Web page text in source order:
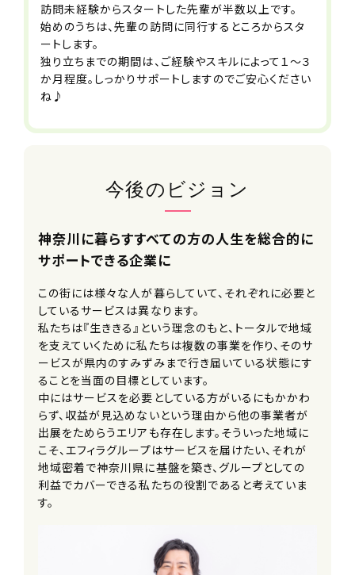
■結婚・出産祝い金
■自社保育園無料利用制度
※一部時間無料対象外・空きがない場
合あり
■バレンタイン・お歳暮・お中元等贈り
物禁止ルール
■職場相談窓口
■インフルエンザ予防接種補助制度
加入保険
社会保険完備（雇用・労災・健康・厚生
年金）
※法定通り
受動喫煙防止措置事項
全社全面禁煙
試用期間
6ヶ月（条件変更なし）
契約期間
無期
※定年66歳
«年間休日150日以上！»
訪問未経験からスタートした先輩が半数以上です。
始めのうちは、先輩の訪問に同行するところからスタ
ートします。
独り立ちまでの期間は、ご経験やスキルによって１～３
か月程度。しっかりサポートしますのでご安心ください
ね♪
今後のビジョン
神奈川に暮らすすべての方の人生を総合的に
サポートできる企業に
この街には様々な人が暮らしていて、それぞれに必要と
しているサービスは異なります。
私たちは『生ききる』という理念のもと、トータルで地域
を支えていくために私たちは複数の事業を作り、そのサ
ービスが県内のすみずみまで行き届いている状態にす
ることを当面の目標としています。
中にはサービスを必要としている方がいるにもかかわ
らず、収益が見込めないという理由から他の事業者が
出展をためらうエリアも存在します。そういった地域に
こそ、エフィラグループはサービスを届けたい、それが
地域密着で神奈川県に基盤を築き、グループとしての
利益でカバーできる私たちの役割であると考えていま
す。